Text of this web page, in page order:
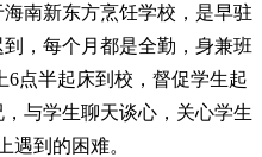
南新东方烹饪学校，是早驻
，每个月都是全勤，身兼班
6点半起床到校，督促学生起
与学生聊天谈心，关心学生
遇到的困难。